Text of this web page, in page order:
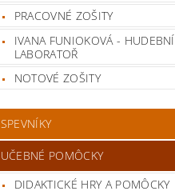
PRACOVNÉ ZOŠITY
IVANA FUNIOKOVÁ - HUDEBNÍ
LABORATOŘ
NOTOVÉ ZOŠITY
SPEVNÍKY
UČEBNÉ POMÔCKY
DIDAKTICKÉ HRY A POMÔCKY